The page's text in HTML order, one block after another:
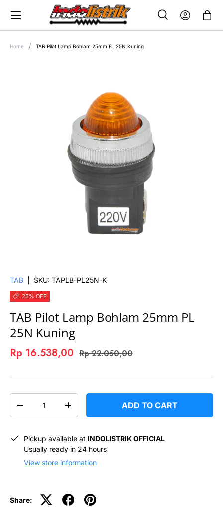
SKIP TO CONTENT
SEARCH
SearchLog in Bag
Home TAB Pilot Lamp Bohlam 25mm PL 25N Kuning
TAB SKU: TAPLB-PL25N-K
25% OFF
TAB Pilot Lamp Bohlam 25mm PL
25N Kuning
Rp 16.538,00 Rp 22.050,00
+
ADD TO CART
Pickup available at INDOLISTRIK OFFICIAL
Usually ready in 24 hours
View store information
Share: